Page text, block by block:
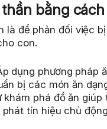
bằng
là để phản đối việc
con.
dụng phương pháp
bị các món ăn
khám phá đồ ăn
phát tín hiệu chủ